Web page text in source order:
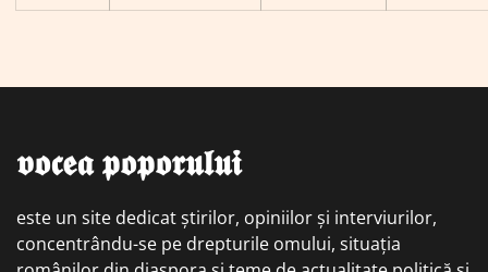
𝖛𝖔𝖈𝖊𝖆 𝖕𝖔𝖕𝖔𝖗𝖚𝖑𝖚𝖎
este un site dedicat știrilor, opiniilor și interviurilor,
concentrându-se pe drepturile omului, situația